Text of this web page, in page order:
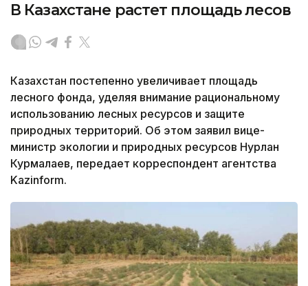
В Казахстане растет площадь лесов
Казахстан постепенно увеличивает площадь
лесного фонда, уделяя внимание рациональному
использованию лесных ресурсов и защите
природных территорий. Об этом заявил вице-
министр экологии и природных ресурсов Нурлан
Курмалаев, передает корреспондент агентства
Kazinform.